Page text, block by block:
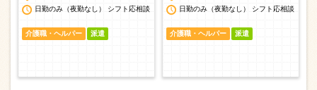
日勤のみ（夜勤なし） シフト応相談
介護職・ヘルパー 派遣
日勤のみ（夜勤なし） シフト応相談
介護職・ヘルパー 派遣